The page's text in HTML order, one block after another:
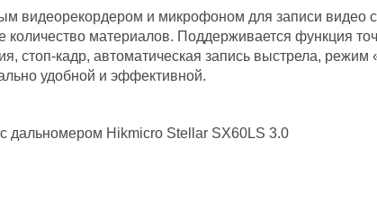
видеорекордером и микрофоном для записи видео
количество материалов. Поддерживается функция
стоп-кадр, автоматическая запись выстрела, режим
удобной и эффективной.